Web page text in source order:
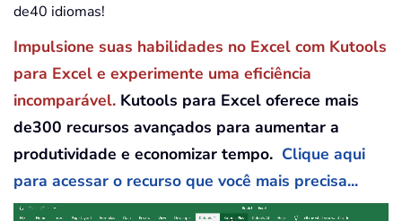
de40 idiomas!
Impulsione suas habilidades no Excel com Kutools
para Excel e experimente uma eficiência
incomparável. Kutools para Excel oferece mais
de300 recursos avançados para aumentar a
produtividade e economizar tempo. Clique aqui
para acessar o recurso que você mais precisa...